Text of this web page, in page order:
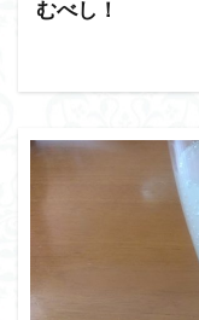
むべし！